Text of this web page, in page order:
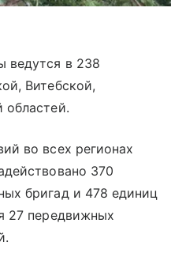
ведутся в 238
Витебской,
областей.
во всех регионах
370
бригад и 478 единиц
27 передвижных